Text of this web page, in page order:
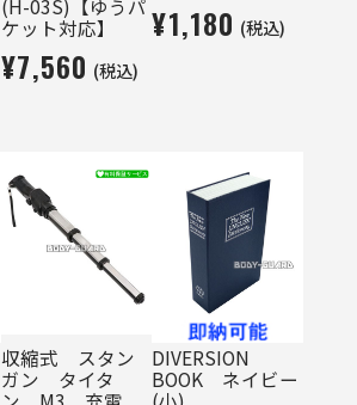
(H-03S)【ゆうパ
ケット対応】
¥7,560 (税込)
¥1,180 (税込)
収縮式 スタン
ガン タイタ
DIVERSION
BOOK ネイビー